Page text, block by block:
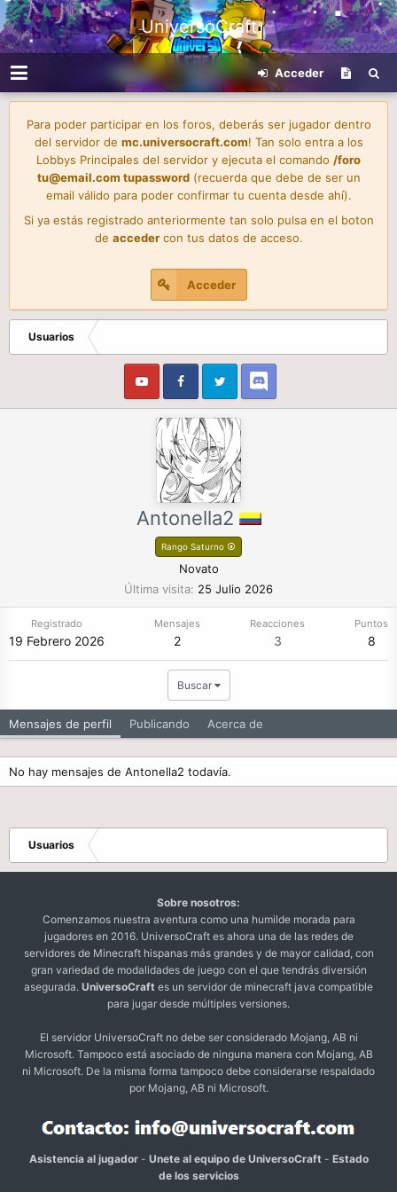
UniversoCraft
Acceder
Para poder participar en los foros, deberás ser jugador dentro
del servidor de mc.universocraft.com! Tan solo entra a los
Lobbys Principales del servidor y ejecuta el comando /foro
tu@email.com tupassword(recuerda que debe de ser un
email válido para poder confirmar tu cuenta desde ahí).
Si ya estás registrado anteriormente tan solo pulsa en el boton
de accedercon tus datos de acceso.
Acceder
Usuarios
Antonella2
Rango Saturno ⦿
Novato
Última visita 25 Julio 2026
Registrado
19 Febrero 2026
Mensajes
2
Reacciones
3
Puntos
8
Buscar
Mensajes de perfil Publicando Acerca de
No hay mensajes de Antonella2 todavía.
Usuarios
Sobre nosotros:
Comenzamos nuestra aventura como una humilde morada para
jugadores en 2016. UniversoCraft es ahora una de las redes de
servidores de Minecraft hispanas más grandes y de mayor calidad, con
gran variedad de modalidades de juego con el que tendrás diversión
asegurada. UniversoCraft es un servidor de minecraft java compatible
para jugar desde múltiples versiones.
El servidor UniversoCraft no debe ser considerado Mojang, AB ni
Microsoft. Tampoco está asociado de ninguna manera con Mojang, AB
ni Microsoft. De la misma forma tampoco debe considerarse respaldado
por Mojang, AB ni Microsoft.
Asistencia al jugador- Unete al equipo de UniversoCraft - Estado
de los servicios